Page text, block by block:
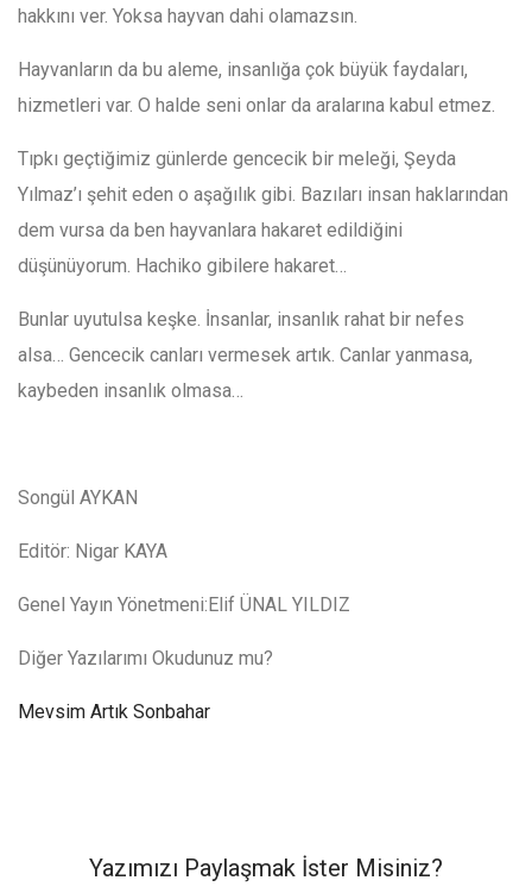
hakkını ver. Yoksa hayvan dahi olamazsın.
Hayvanların da bu aleme, insanlığa çok büyük faydaları,
hizmetleri var. O halde seni onlar da aralarına kabul etmez.
Tıpkı geçtiğimiz günlerde gencecik bir meleği, Şeyda
Yılmaz’ı şehit eden o aşağılık gibi. Bazıları insan haklarından
dem vursa da ben hayvanlara hakaret edildiğini
düşünüyorum. Hachiko gibilere hakaret…
Bunlar uyutulsa keşke. İnsanlar, insanlık rahat bir nefes
alsa… Gencecik canları vermesek artık. Canlar yanmasa,
kaybeden insanlık olmasa…
Songül AYKAN
Editör: Nigar KAYA
Genel Yayın Yönetmeni:Elif ÜNAL YILDIZ
Diğer Yazılarımı Okudunuz mu?
Mevsim Artık Sonbahar
Yazımızı Paylaşmak İster Misiniz?